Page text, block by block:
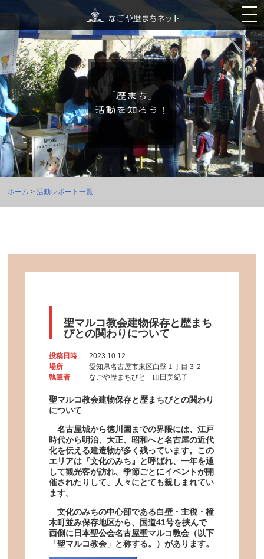
ホーム >活動レポート一覧
聖マルコ教会建物保存と歴まち
びとの関わりについて
投稿日時
2023.10.12
場所
愛知県名古屋市東区白壁１丁目３２
執筆者
なごや歴まちびと 山田美紀子
聖マルコ教会建物保存と歴まちびとの関わり
について
名古屋城から徳川園までの界隈には、江戸
時代から明治、大正、昭和へと名古屋の近代
化を伝える建造物が多く残っています。この
エリアは『文化のみち』と呼ばれ、一年を通
して観光客が訪れ、季節ごとにイベントが開
催されたりして、人々にとても親しまれてい
ます。
文化のみちの中心部である白壁・主税・橦
木町並み保存地区から、国道41号を挟んで
西側に日本聖公会名古屋聖マルコ教会（以下
「聖マルコ教会」と称する。）があります。